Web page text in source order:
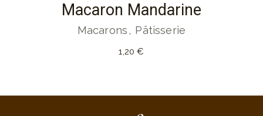
Macaron Mandarine
Macarons Pâtisserie
1,20€